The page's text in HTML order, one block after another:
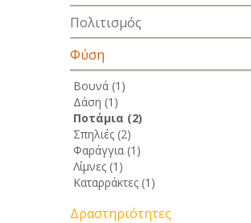
Πολιτισμός
Φύση
Βουνά (1)
Δάση (1)
Ποτάμια (2)
Σπηλιές (2)
Φαράγγια (1)
Λίμνες (1)
Καταρράκτες (1)
Δραστηριότητες